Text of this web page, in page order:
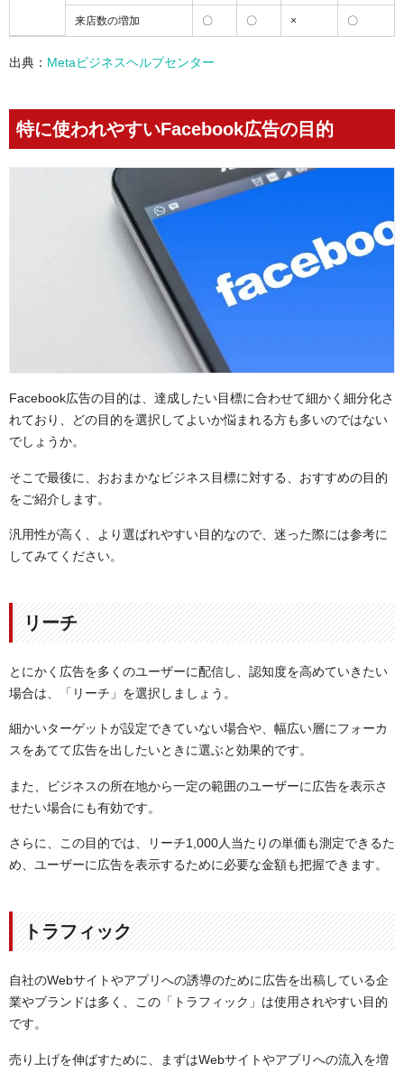
来店数の増加 〇 〇 × 〇
出典： Metaビジネスヘルプセンター
特に使われやすいFacebook広告の目的
Facebook広告の目的は、達成したい目標に合わせて細かく細分化さ
れており、どの目的を選択してよいか悩まれる方も多いのではない
でしょうか。
そこで最後に、おおまかなビジネス目標に対する、おすすめの目的
をご紹介します。
汎用性が高く、より選ばれやすい目的なので、迷った際には参考に
してみてください。
リーチ
とにかく広告を多くのユーザーに配信し、認知度を高めていきたい
場合は、「リーチ」を選択しましょう。
細かいターゲットが設定できていない場合や、幅広い層にフォーカ
スをあてて広告を出したいときに選ぶと効果的です。
また、ビジネスの所在地から一定の範囲のユーザーに広告を表示さ
せたい場合にも有効です。
さらに、この目的では、リーチ1,000人当たりの単価も測定できるた
め、ユーザーに広告を表示するために必要な金額も把握できます。
トラフィック
自社のWebサイトやアプリへの誘導のために広告を出稿している企
業やブランドは多く、この「トラフィック」は使用されやすい目的
です。
売り上げを伸ばすために、まずはWebサイトやアプリへの流入を増